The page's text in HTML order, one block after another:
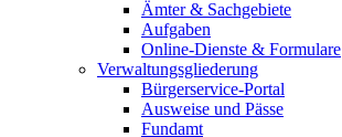
Ämter & Sachgebiete
Aufgaben
Online-Dienste & Formulare
Verwaltungsgliederung
Bürgerservice-Portal
Ausweise und Pässe
Fundamt